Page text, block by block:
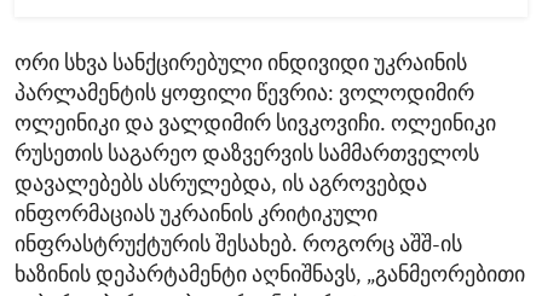
ორი სხვა სანქცირებული ინდივიდი უკრაინის
პარლამენტის ყოფილი წევრია: ვოლოდიმირ
ოლეინიკი და ვალდიმირ სივკოვიჩი. ოლეინიკი
რუსეთის საგარეო დაზვერვის სამმართველოს
დავალებებს ასრულებდა, ის აგროვებდა
ინფორმაციას უკრაინის კრიტიკული
ინფრასტრუქტურის შესახებ. როგორც აშშ-ის
ხაზინის დეპარტამენტი აღნიშნავს, „განმეორებითი